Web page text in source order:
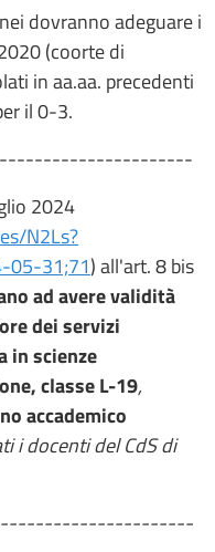
dovranno adeguare i
(coorte di
in aa.aa. precedenti
il 0-3.
2024
N2Ls?
05-31;71) all'art. 8 bis
ad avere validità
dei servizi
in scienze
classe L-19,
accademico
i docenti del CdS di